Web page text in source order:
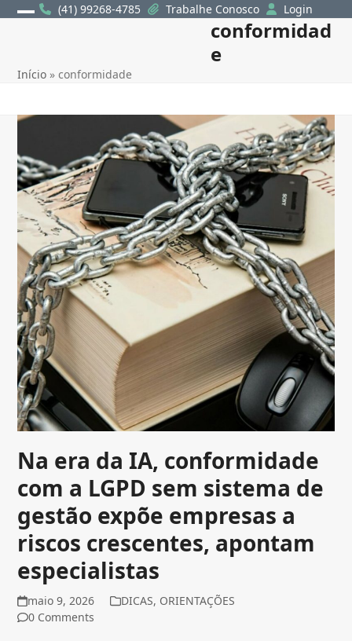
Skip
(41) 99268-4785 Trabalhe Conosco Login
menu
menu
conformidad
e
Início »conformidade
Na era da IA, conformidade
com a LGPD sem sistema de
gestão expõe empresas a
riscos crescentes, apontam
especialistas
maio 9, 2026 DICAS, ORIENTAÇÕES
0 Comments